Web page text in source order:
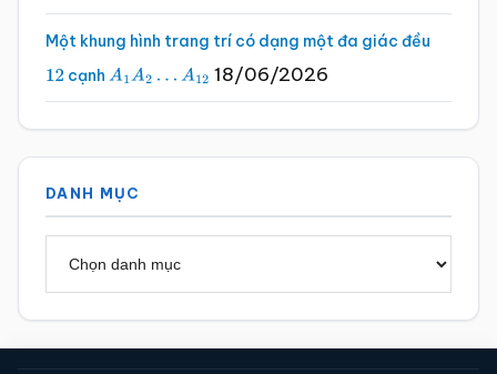
Một khung hình trang trí có dạng một đa giác đều
12 cạnh A1A2…A 12 18/06/2026
DANH MỤC